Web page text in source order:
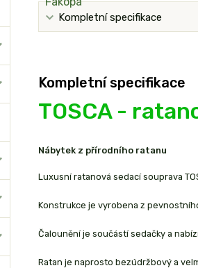
Kompletní specifikace
Kompletní specifikace
TOSCA -
Nábytek z přírodního ratanu
Luxusní ratanová sedací souprava
Konstrukce je vyrobena z
Čalounění je součástí sedačky a
Ratan je naprosto bezúdržbový a